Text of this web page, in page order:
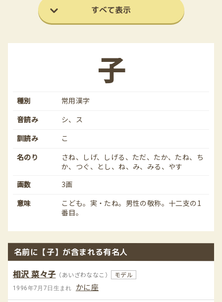
すべて表示
子
種別
常用漢字
音読み
シ、ス
訓読み
こ
名のり
さね、しげ、しげる、ただ、たか、たね、ち
か、つぐ、とし、ね、み、みる、やす
画数
3画
意味
こども。実・たね。男性の敬称。十二支の1
番目。
名前に【子】が含まれる有名人
相沢 菜々子（あいざわななこ） モデル
1996年7月7日生まれ かに座